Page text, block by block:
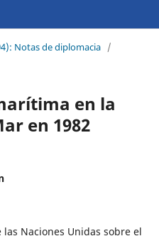
Notas de diplomacia /
en la
en 1982
las Naciones Unidas sobre el